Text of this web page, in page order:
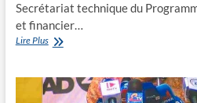
Secrétariat technique du
et financier…
Lire PlusLa
faux-
fuyants